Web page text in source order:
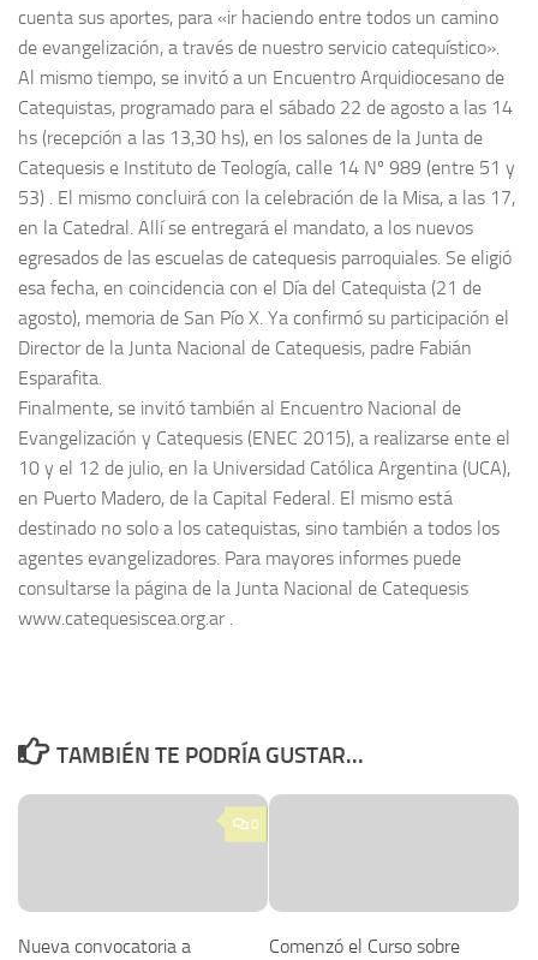
cuenta sus aportes, para «ir haciendo entre todos un camino
de evangelización, a través de nuestro servicio catequístico».
Al mismo tiempo, se invitó a un Encuentro Arquidiocesano de
Catequistas, programado para el sábado 22 de agosto a las 14
hs (recepción a las 13,30 hs), en los salones de la Junta de
Catequesis e Instituto de Teología, calle 14 Nº 989 (entre 51 y
53) . El mismo concluirá con la celebración de la Misa, a las 17,
en la Catedral. Allí se entregará el mandato, a los nuevos
egresados de las escuelas de catequesis parroquiales. Se eligió
esa fecha, en coincidencia con el Día del Catequista (21 de
agosto), memoria de San Pío X. Ya confirmó su participación el
Director de la Junta Nacional de Catequesis, padre Fabián
Esparafita.
Finalmente, se invitó también al Encuentro Nacional de
Evangelización y Catequesis (ENEC 2015), a realizarse ente el
10 y el 12 de julio, en la Universidad Católica Argentina (UCA),
en Puerto Madero, de la Capital Federal. El mismo está
destinado no solo a los catequistas, sino también a todos los
agentes evangelizadores. Para mayores informes puede
consultarse la página de la Junta Nacional de Catequesis
www.catequesiscea.org.ar .
TAMBIÉN TE PODRÍA GUSTAR...
0
Nueva convocatoria a
Comenzó el Curso sobre